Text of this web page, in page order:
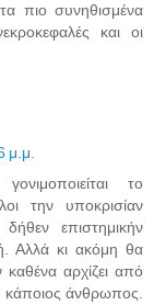
πιο συνηθισμένα
και οι
μ.μ.
το
την υποκρισίαν
επιστημικήν
Αλλά κι ακόμη θα
αρχίζει από
άνθρωπος.